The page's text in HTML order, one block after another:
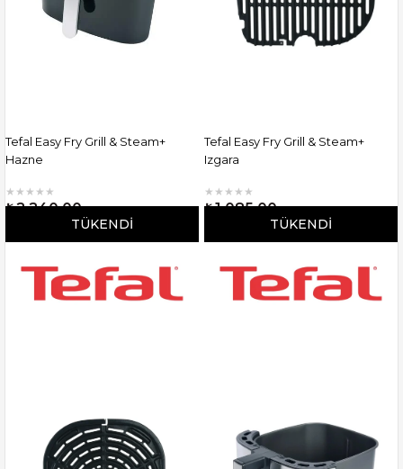
TÜKENDI
Tefal Easy Fry Grill & Steam+
Hazne
★ ★ ★ ★ ★
₺2.240,00
TÜKENDI
Tefal Easy Fry Grill & Steam+
Izgara
★ ★ ★ ★ ★
₺1.085,00